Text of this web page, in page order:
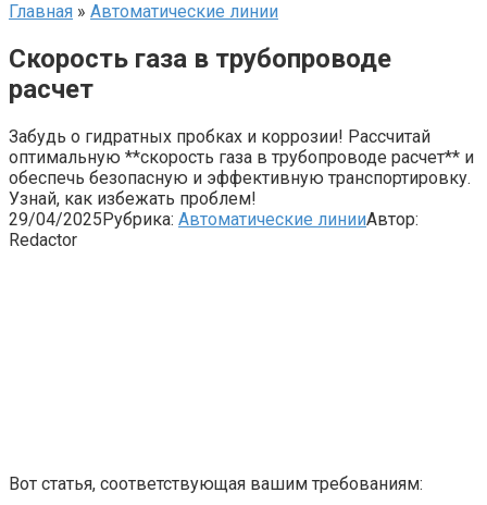
Главная » Автоматические линии
Скорость газа в трубопроводе
расчет
Забудь о гидратных пробках и коррозии! Рассчитай
оптимальную **скорость газа в трубопроводе расчет** и
обеспечь безопасную и эффективную транспортировку.
Узнай, как избежать проблем!
29/04/2025Рубрика: Автоматические линииАвтор:
Redactor
Вот статья, соответствующая вашим требованиям: